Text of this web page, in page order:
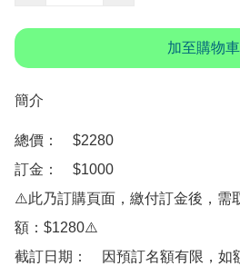
加至購物車
簡介
總價：　$2280
訂金：　$1000
⚠️此乃訂購頁面，繳付訂金後，需
額：$1280⚠️
截訂日期：　因預訂名額有限，如